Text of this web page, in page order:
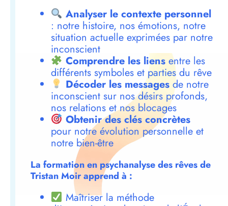
Analyser le contexte personnel
: notre histoire, nos émotions, notre
situation actuelle exprimées par notre
inconscient
Comprendre les liensentre les
différents symboles et parties du rêve
Décoder les messagesde notre
inconscient sur nos désirs profonds,
nos relations et nos blocages
Obtenir des clés concrètes
pour notre évolution personnelle et
notre bien-être
La formation en psychanalyse des rêves de
Tristan Moir apprend à :
Maîtriser la méthode